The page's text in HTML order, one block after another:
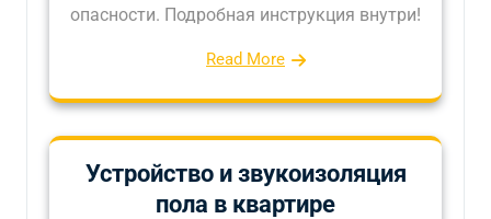
опасности. Подробная инструкция внутри!
Read More
Устройство и звукоизоляция
пола в квартире